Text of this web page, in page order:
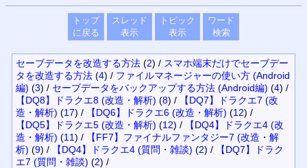
トップ
に戻る
スレッド
表示
トピック
表示
ワード
検索
セーブデータを改造する方法 (2) / スマホ端末だけでセーブデー
タを改造する方法 (4) / ファイルマネージャーの使い方 (Android
編) (3) / セーブデータをバックアップする方法 (Android編) (4) /
【DQ8】ドラクエ8 (改造・解析) (8) /
【DQ7】ドラクエ7 (改
造・解析) (17) / 【DQ6】ドラクエ6 (改造・解析) (12) /
【DQ5】ドラクエ5 (改造・解析) (12) /
【DQ4】ドラクエ4 (改
造・解析) (11) /
【FF7】ファイナルファンタジー7 (改造・解
析) (9) / 【DQ4】ドラクエ4 (質問・雑談) (2) /
【DQ7】ドラク
エ7 (質問・雑談) (2) /